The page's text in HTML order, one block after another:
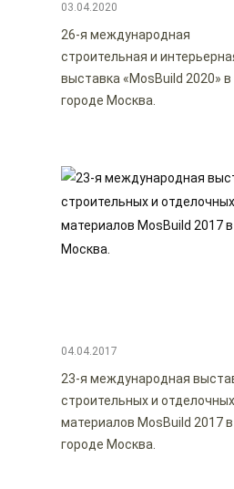
03.04.2020
26-я международная
строительная и
выставка «MosBuild 2020» в
городе Москва.
04.04.2017
23-я международная
строительных и отделочных
материалов MosBuild 2017 в
городе Москва.